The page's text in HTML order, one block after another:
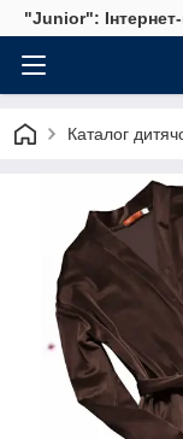
"Junior":
Каталог